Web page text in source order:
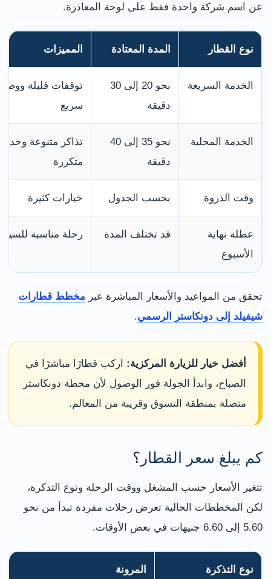
عن اسم شركة واحدة فقط على لوحة المغادرة.
نوع القطار المدة المعتادة المميزات
الخدمة السريعة
نحو 20 إلى 30
دقيقة
توقفات قليلة
سريع
الخدمة المحلية
نحو 35 إلى 40
دقيقة
تذاكر متنوعة
متكررة
وقت الذروة بحسب الجدول خيارات كثيرة
عطلة نهاية
الأسبوع
قد تختلف المدة رحلة مناسبة
تحقق من المواعيد والأسعار المباشرة عبر مخطط قطارات
شيفيلد إلى دونكاستر الرسمي.
أفضل خيار للزيارة المركزية: اركب قطارًا مباشرًا في
الصباح، وابدأ الجولة فور الوصول لأن محطة دونكاستر
متصلة بمنطقة التسوق وقريبة من المعالم.
كم يبلغ سعر القطار؟
تتغير الأسعار حسب المشغل ووقت الرحلة ونوع التذكرة،
لكن المخططات الحالية تعرض رحلات مفردة تبدأ من نحو
5.60 إلى 6.60 جنيهات في بعض الأوقات.
نوع التذكرة المرونة